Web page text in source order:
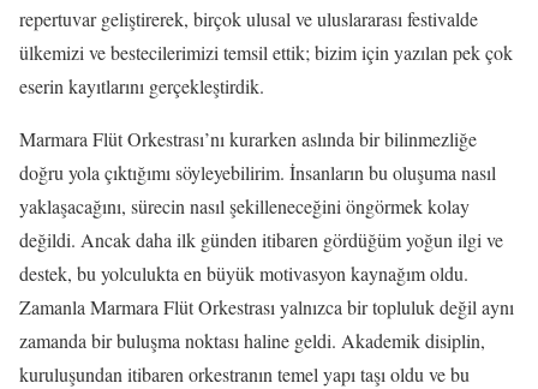
repertuvar geliştirerek, birçok ulusal ve uluslararası festivalde
ülkemizi ve bestecilerimizi temsil ettik; bizim için yazılan pek çok
eserin kayıtlarını gerçekleştirdik.
Marmara Flüt Orkestrası’nı kurarken aslında bir bilinmezliğe
doğru yola çıktığımı söyleyebilirim. İnsanların bu oluşuma nasıl
yaklaşacağını, sürecin nasıl şekilleneceğini öngörmek kolay
değildi. Ancak daha ilk günden itibaren gördüğüm yoğun ilgi ve
destek, bu yolculukta en büyük motivasyon kaynağım oldu.
Zamanla Marmara Flüt Orkestrası yalnızca bir topluluk değil aynı
zamanda bir buluşma noktası haline geldi. Akademik disiplin,
kuruluşundan itibaren orkestranın temel yapı taşı oldu ve bu